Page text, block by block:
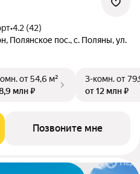
•4.2 (42)
Полянское пос., с. Поляны, ул.
от 54,6 м²
млн ₽
3-комн.от
от 12 млн ₽
Позвоните мне